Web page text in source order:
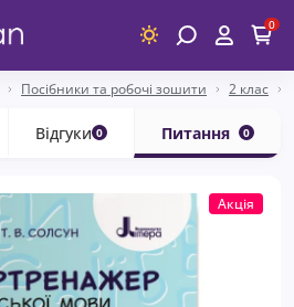
0
Посібники та робочі зошити 2 клас
Відгуки 0 Питання 0
Акція